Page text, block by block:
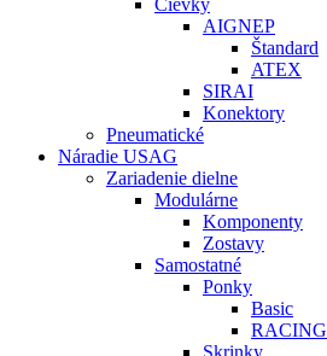
Cievky
AIGNEP
Štandard
ATEX
SIRAI
Konektory
Pneumatické
Náradie USAG
Zariadenie dielne
Modulárne
Komponenty
Zostavy
Samostatné
Ponky
Basic
RACING
Skrinky